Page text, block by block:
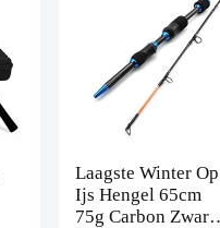
Laagste Winter Op
Ijs Hengel 65cm
75g Carbon Zware